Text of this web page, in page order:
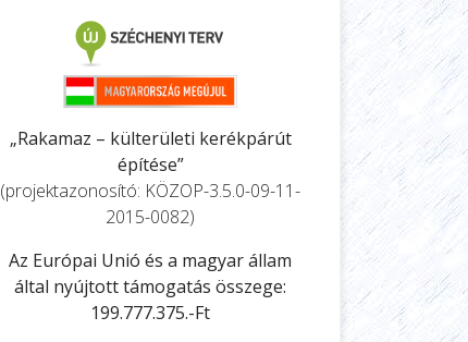
„Rakamaz – külterületi kerékpárút
építése”
(projektazonosító: KÖZOP-3.5.0-09-11-
2015-0082)
Az Európai Unió és a magyar állam
által nyújtott támogatás összege:
199.777.375.-Ft